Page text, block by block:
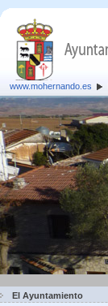
www.mohernando.es
El Ayuntamiento